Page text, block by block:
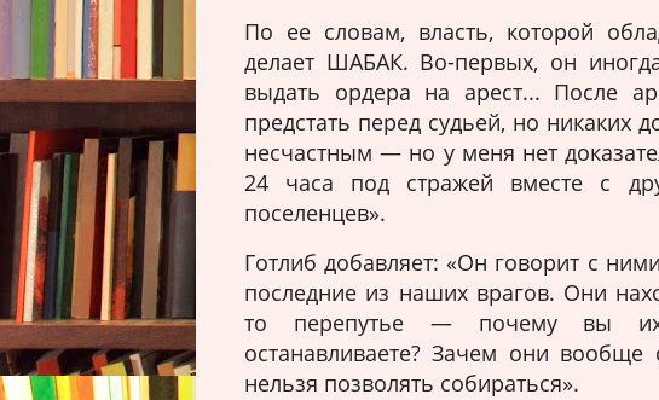
По ее словам, власть, которой
делает ШАБАК. Во-первых, он
выдать ордера на арест... После
предстать перед судьей, но никаких
несчастным — но у меня нет
24 часа под стражей вместе с
поселенцев».
Готлиб добавляет: «Он говорит с
последние из наших врагов. Они
то перепутье — почему вы их
останавливаете? Зачем они вообще
нельзя позволять собираться».